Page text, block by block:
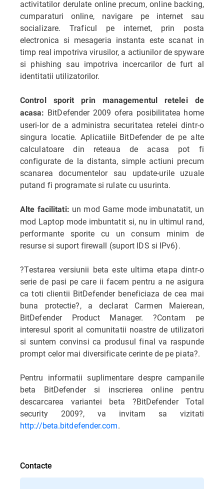
activitatilor derulate online precum, online backing,
cumparaturi online, navigare pe internet sau
socializare. Traficul pe internet, prin posta
electronica si mesageria instanta este scanat in
timp real impotriva virusilor, a actiunilor de spyware
si phishing sau impotriva incercarilor de furt al
identitatii utilizatorilor.
Control sporit prin managementul retelei de
acasa: BitDefender 2009 ofera posibilitatea home
useri-lor de a administra securitatea retelei dintr-o
singura locatie. Aplicatiile BitDefender de pe alte
calculatoare din reteaua de acasa pot fi
configurate de la distanta, simple actiuni precum
scanarea documentelor sau update-urile uzuale
putand fi programate si rulate cu usurinta.
Alte facilitati: un mod Game mode imbunatatit, un
mod Laptop mode imbuntatit si, nu in ultimul rand,
performante sporite cu un consum minim de
resurse si suport firewall (suport IDS si IPv6).
?Testarea versiunii beta este ultima etapa dintr-o
serie de pasi pe care ii facem pentru a ne asigura
ca toti clientii BitDefender beneficiaza de cea mai
buna protectie?, a declarat Carmen Maierean,
BitDefender Product Manager. ?Contam pe
interesul sporit al comunitatii noastre de utilizatori
si suntem convinsi ca produsul final va raspunde
prompt celor mai diversificate cerinte de pe piata?.
Pentru informatii suplimentare despre campanile
beta BitDefender si inscrierea online pentru
descarcarea variantei beta ?BitDefender Total
security 2009?, va invitam sa vizitati
http://beta.bitdefender.com.
Contacte